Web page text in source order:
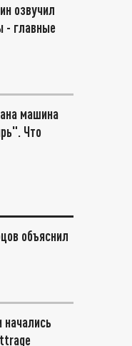
озвучил
- главные
машина
Что
объяснил
начались